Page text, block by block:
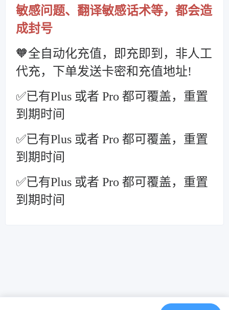
敏感问题、翻译敏感话术等，都会造
成封号
🧡全自动化充值，即充即到，非人工
代充，下单发送卡密和充值地址!
✅已有Plus 或者 Pro 都可覆盖，重置
到期时间
✅已有Plus 或者 Pro 都可覆盖，重置
到期时间
✅已有Plus 或者 Pro 都可覆盖，重置
到期时间